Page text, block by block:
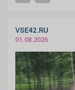
VSE42.RU
01.08.2026